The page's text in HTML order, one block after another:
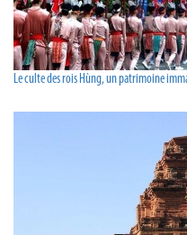
Le culte des rois Hùng, un patrimoine